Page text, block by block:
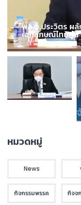
พล.อ.ประวิตร ผลั
เอกลักษณ์ไทยสู่ส
หมวดหมู่
News
กิจกรรมพรรค กิจจ